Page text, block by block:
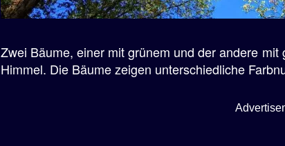
Zwei Bäume, einer mit grünem und der andere
Himmel. Die Bäume zeigen unterschiedliche